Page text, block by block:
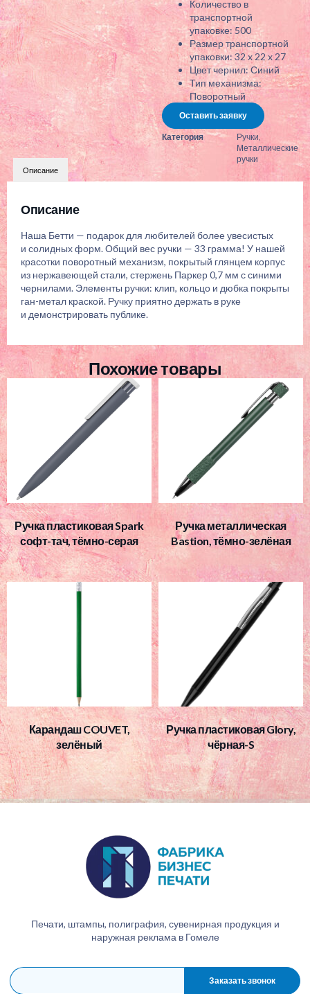
Количество в
транспортной
упаковке: 500
Размер транспортной
упаковки: 32 x 22 x 27
Цвет чернил: Синий
Тип механизма:
Поворотный
Оставить заявку
Категория Ручки
Металлические
ручки
Описание
Описание
Наша Бетти — подарок для любителей более увесистых
и солидных форм. Общий вес ручки — 33 грамма! У нашей
красотки поворотный механизм, покрытый глянцем корпус
из нержавеющей стали, стержень Паркер 0,7 мм с синими
чернилами. Элементы ручки: клип, кольцо и дюбка покрыты
ган-метал краской. Ручку приятно держать в руке
и демонстрировать публике.
Похожие товары
Ручка пластиковая Spark
софт-тач, тёмно-серая
Ручка металлическая
Bastion, тёмно-зелёная
Карандаш COUVET,
зелёный
Ручка пластиковая Glory,
чёрная-S
Печати, штампы, полиграфия, сувенирная продукция и
наружная реклама в Гомеле
Заказать звонок